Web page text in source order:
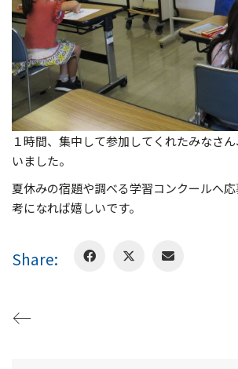
１時間、集中して参加してくれたみなさ
いました。
夏休みの宿題や調べる学習コンクールへ
考になれば嬉しいです。
Share: